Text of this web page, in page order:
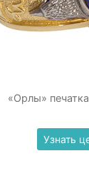
«Орлы»
Узнать